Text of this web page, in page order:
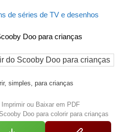
de séries de TV e desenhos
Doo para crianças
simples, para crianças
ou Baixar em PDF
Doo para colorir para crianças